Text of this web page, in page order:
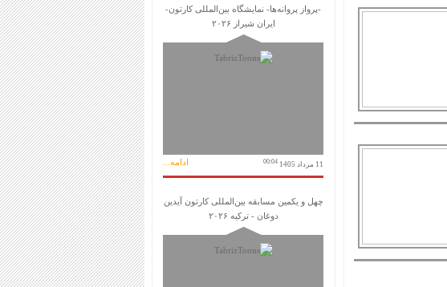
-پرواز پروانه‌ها- نمایشگاه بین‌المللی کارتون-
ایران شیراز ۲۰۲۶
11 مرداد 1405 00:04 ادامه...
چهل و یکمین مسابقه بین‌المللی کارتون آیدین
دوغان - ترکیه ۲۰۲۶